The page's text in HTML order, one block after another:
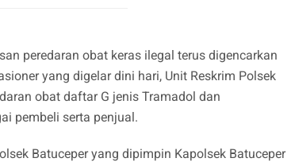
peredaran obat keras ilegal terus digencarkan
yang digelar dini hari, Unit Reskrim Polsek
obat daftar G jenis Tramadol dan
pembeli serta penjual.
Batuceper yang dipimpin Kapolsek Batuceper